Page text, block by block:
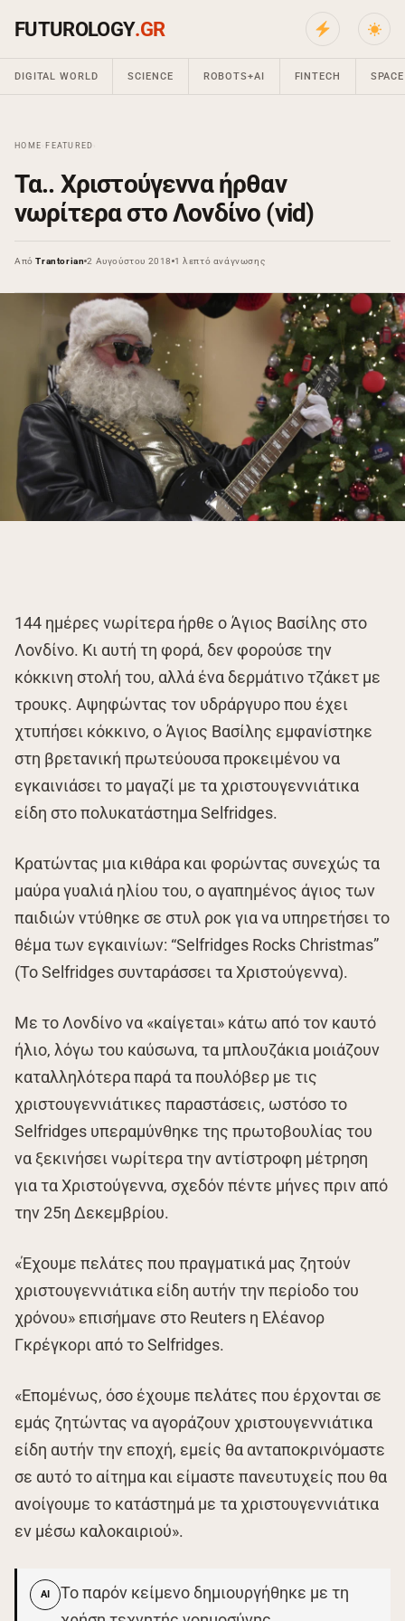
FUTUROLOGY.GR
DIGITAL WORLD SCIENCE ROBOTS+AI FINTECH SPACE
HOME FEATURED
Τα.. Χριστούγεννα ήρθαν
νωρίτερα στο Λονδίνο (vid)
ΑπόTrantorian 2 Αυγούστου 2018 1 λεπτό ανάγνωσης
144 ημέρες νωρίτερα ήρθε ο Άγιος Βασίλης στο
Λονδίνο. Κι αυτή τη φορά, δεν φορούσε την
κόκκινη στολή του, αλλά ένα δερμάτινο τζάκετ με
τρουκς. Αψηφώντας τον υδράργυρο που έχει
χτυπήσει κόκκινο, ο Άγιος Βασίλης εμφανίστηκε
στη βρετανική πρωτεύουσα προκειμένου να
εγκαινιάσει το μαγαζί με τα χριστουγεννιάτικα
είδη στο πολυκατάστημα Selfridges.
Κρατώντας μια κιθάρα και φορώντας συνεχώς τα
μαύρα γυαλιά ηλίου του, ο αγαπημένος άγιος των
παιδιών ντύθηκε σε στυλ ροκ για να υπηρετήσει το
θέμα των εγκαινίων: “Selfridges Rocks Christmas”
(Το Selfridges συνταράσσει τα Χριστούγεννα).
Με το Λονδίνο να «καίγεται» κάτω από τον καυτό
ήλιο, λόγω του καύσωνα, τα μπλουζάκια μοιάζουν
καταλληλότερα παρά τα πουλόβερ με τις
χριστουγεννιάτικες παραστάσεις, ωστόσο το
Selfridges υπεραμύνθηκε της πρωτοβουλίας του
να ξεκινήσει νωρίτερα την αντίστροφη μέτρηση
για τα Χριστούγεννα, σχεδόν πέντε μήνες πριν από
την 25η Δεκεμβρίου.
«Έχουμε πελάτες που πραγματικά μας ζητούν
χριστουγεννιάτικα είδη αυτήν την περίοδο του
χρόνου» επισήμανε στο Reuters η Ελέανορ
Γκρέγκορι από το Selfridges.
«Επομένως, όσο έχουμε πελάτες που έρχονται σε
εμάς ζητώντας να αγοράζουν χριστουγεννιάτικα
είδη αυτήν την εποχή, εμείς θα ανταποκρινόμαστε
σε αυτό το αίτημα και είμαστε πανευτυχείς που θα
ανοίγουμε το κατάστημά με τα χριστουγεννιάτικα
εν μέσω καλοκαιριού».
AI
Το παρόν κείμενο δημιουργήθηκε με τη